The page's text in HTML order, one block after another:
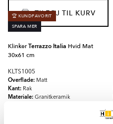
TILFØJ TIL KURV
🏆 KUNDFAVORIT
SPARA MER
KlinkerTerrazzo Italia Hvid Mat
30x61 cm
KLTS1005
Overflade: Matt
Kant: Rak
Materiale: Granitkeramik